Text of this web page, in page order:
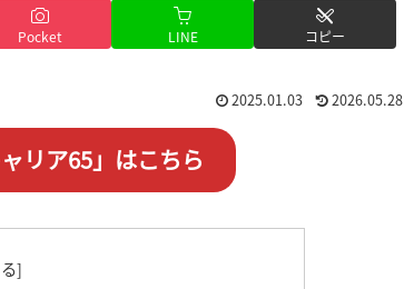
Pocket LINE コピー
2025.01.03 2026.05.28
リア65」はこちら